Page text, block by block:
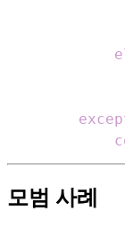
모범 사례